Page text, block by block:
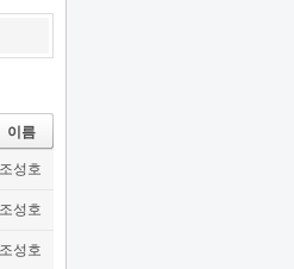
이름
조성호
조성호
조성호